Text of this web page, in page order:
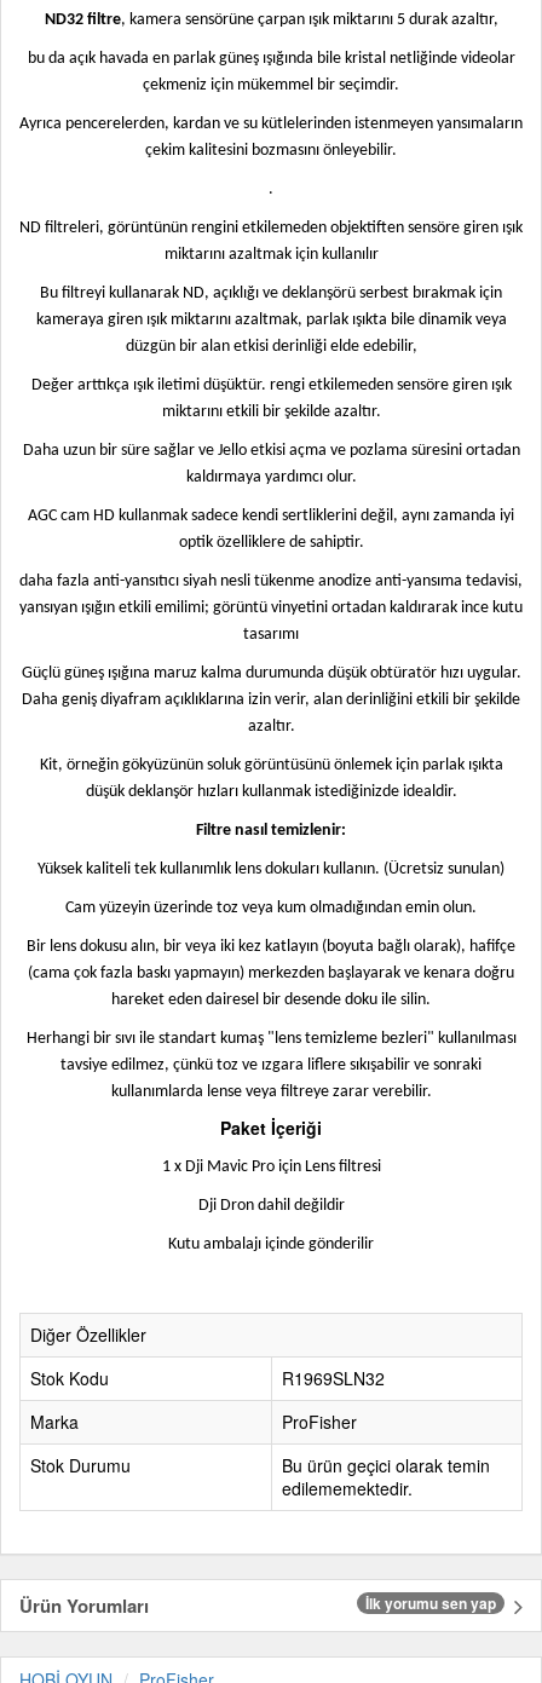
ND32 filtre, kamera sensörüne çarpan ışık miktarını 5 durak azaltır,
bu da açık havada en parlak güneş ışığında bile kristal netliğinde videolar
çekmeniz için mükemmel bir seçimdir.
Ayrıca pencerelerden, kardan ve su kütlelerinden istenmeyen yansımaların
çekim kalitesini bozmasını önleyebilir.
.
ND filtreleri, görüntünün rengini etkilemeden objektiften sensöre giren ışık
miktarını azaltmak için kullanılır
Bu filtreyi kullanarak ND, açıklığı ve deklanşörü serbest bırakmak için
kameraya giren ışık miktarını azaltmak, parlak ışıkta bile dinamik veya
düzgün bir alan etkisi derinliği elde edebilir,
Değer arttıkça ışık iletimi düşüktür. rengi etkilemeden sensöre giren ışık
miktarını etkili bir şekilde azaltır.
Daha uzun bir süre sağlar ve Jello etkisi açma ve pozlama süresini ortadan
kaldırmaya yardımcı olur.
AGC cam HD kullanmak sadece kendi sertliklerini değil, aynı zamanda iyi
optik özelliklere de sahiptir.
daha fazla anti-yansıtıcı siyah nesli tükenme anodize anti-yansıma tedavisi,
yansıyan ışığın etkili emilimi; görüntü vinyetini ortadan kaldırarak ince kutu
tasarımı
Güçlü güneş ışığına maruz kalma durumunda düşük obtüratör hızı uygular.
Daha geniş diyafram açıklıklarına izin verir, alan derinliğini etkili bir şekilde
azaltır.
Kit, örneğin gökyüzünün soluk görüntüsünü önlemek için parlak ışıkta
düşük deklanşör hızları kullanmak istediğinizde idealdir.
Filtre nasıl temizlenir:
Yüksek kaliteli tek kullanımlık lens dokuları kullanın. (Ücretsiz sunulan)
Cam yüzeyin üzerinde toz veya kum olmadığından emin olun.
Bir lens dokusu alın, bir veya iki kez katlayın (boyuta bağlı olarak), hafifçe
(cama çok fazla baskı yapmayın) merkezden başlayarak ve kenara doğru
hareket eden dairesel bir desende doku ile silin.
Herhangi bir sıvı ile standart kumaş "lens temizleme bezleri" kullanılması
tavsiye edilmez, çünkü toz ve ızgara liflere sıkışabilir ve sonraki
kullanımlarda lense veya filtreye zarar verebilir.
Paket İçeriği
1 x Dji Mavic Pro için Lens filtresi
Dji Dron dahil değildir
Kutu ambalajı içinde gönderilir
Diğer Özellikler
Stok Kodu
R1969SLN32
Marka
ProFisher
Stok Durumu
Bu ürün geçici olarak temin
edilememektedir.
Ürün Yorumları İlk yorumu sen yap